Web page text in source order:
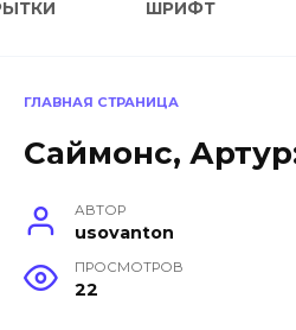
ШРИФТ
ГЛАВНАЯ СТРАНИЦА
Саймонс,
АВТОР
usovanton
ПРОСМОТРОВ
22